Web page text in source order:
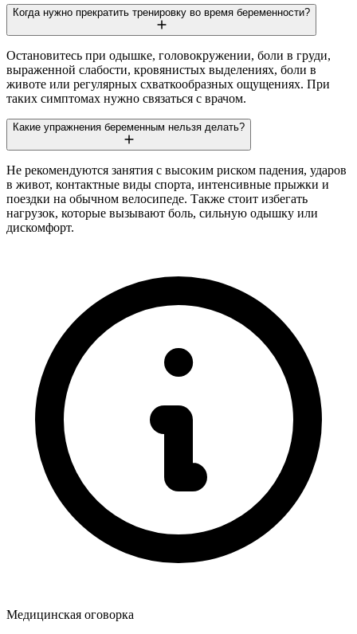
Когда нужно прекратить тренировку во время беременности?
Остановитесь при одышке, головокружении, боли в груди,
выраженной слабости, кровянистых выделениях, боли в
животе или регулярных схваткообразных ощущениях. При
таких симптомах нужно связаться с врачом.
Какие упражнения беременным нельзя делать?
Не рекомендуются занятия с высоким риском падения, ударов
в живот, контактные виды спорта, интенсивные прыжки и
поездки на обычном велосипеде. Также стоит избегать
нагрузок, которые вызывают боль, сильную одышку или
дискомфорт.
Медицинская оговорка